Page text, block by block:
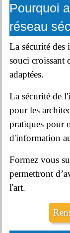
Pourquoi
réseau
La sécurité des
souci croissant
adaptées.
La sécurité de
pour les
pratiques pour
d'information
Formez vous
permettront
l'art.